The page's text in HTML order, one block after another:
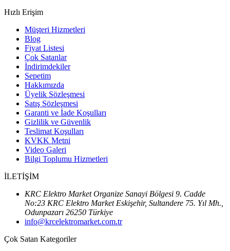
Hızlı Erişim
Müşteri Hizmetleri
Blog
Fiyat Listesi
Çok Satanlar
İndirimdekiler
Sepetim
Hakkımızda
Üyelik Sözleşmesi
Satış Sözleşmesi
Garanti ve İade Koşulları
Gizlilik ve Güvenlik
Teslimat Koşulları
KVKK Metni
Video Galeri
Bilgi Toplumu Hizmetleri
İLETİŞİM
KRC Elektro Market Organize Sanayi Bölgesi 9. Cadde
No:23 KRC Elektro Market Eskişehir, Sultandere 75. Yıl Mh.,
Odunpazarı 26250 Türkiye
info@krcelektromarket.com.tr
Çok Satan Kategoriler